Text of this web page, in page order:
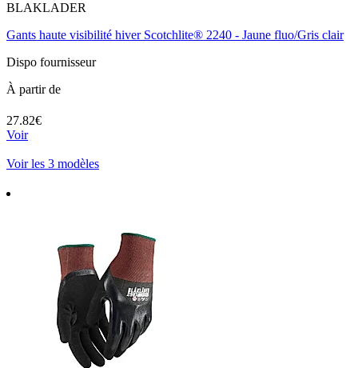
BLAKLADER
Gants haute visibilité hiver Scotchlite® 2240 - Jaune fluo/Gris clair
Dispo fournisseur
À partir de
27.82€
Voir
Voir les 3 modèles